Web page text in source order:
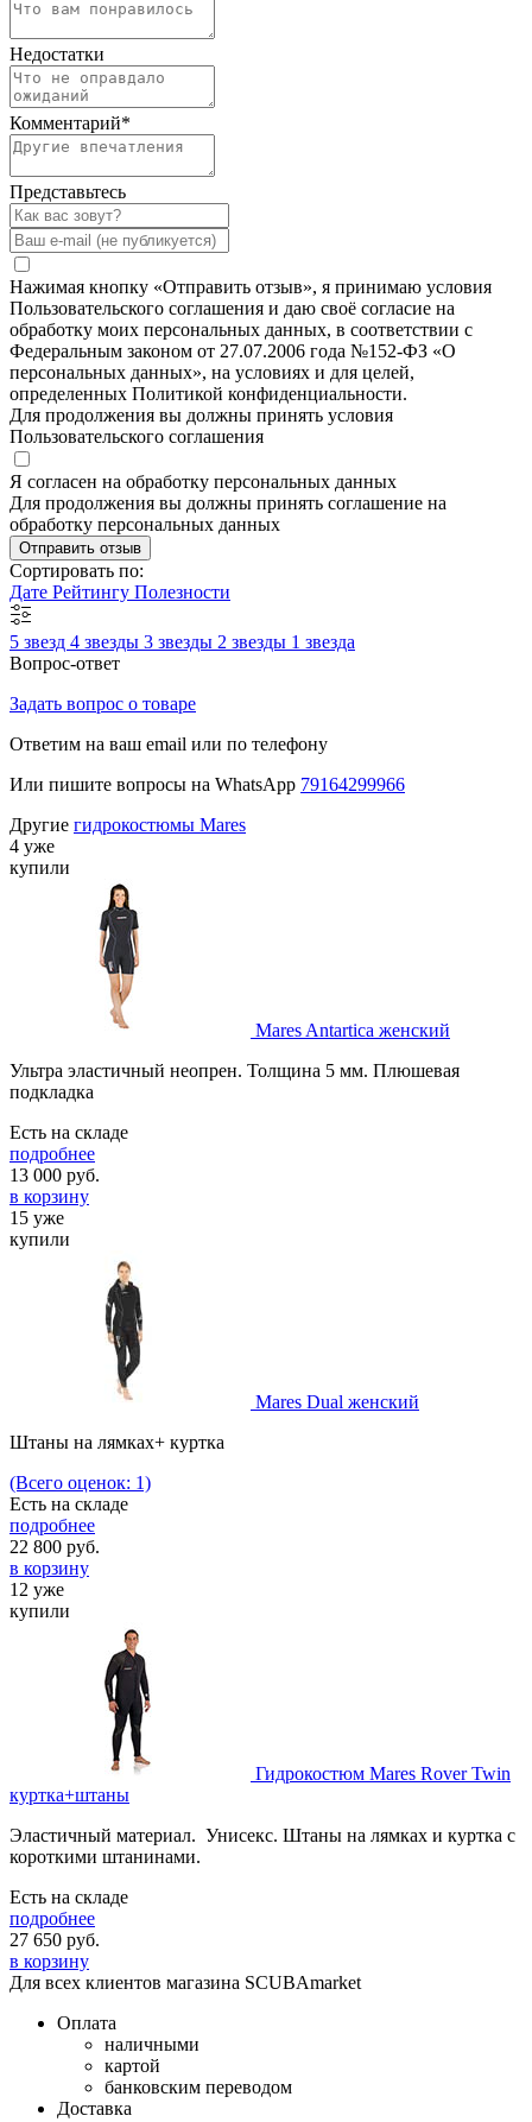
Недостатки
Комментарий*
Представьтесь
Нажимая кнопку «Отправить отзыв», я принимаю условия
Пользовательского соглашения и даю своё согласие на
обработку моих персональных данных, в соответствии с
Федеральным законом от 27.07.2006 года №152-ФЗ «О
персональных данных», на условиях и для целей,
определенных Политикой конфиденциальности.
Для продолжения вы должны принять условия
Пользовательского соглашения
Я согласен на обработку персональных данных
Для продолжения вы должны принять соглашение на
обработку персональных данных
Отправить отзыв
Сортировать по:
Дате Рейтингу Полезности
5 звезд 4 звезды 3 звезды 2 звезды 1 звезда
Вопрос-ответ
Задать вопрос о товаре
Ответим на ваш email или по телефону
Или пишите вопросы на WhatsApp 79164299966
Другие гидрокостюмы Mares
4 уже
купили
Mares Antartica женский
Ультра эластичный неопрен. Толщина 5 мм. Плюшевая
подкладка
Есть на складе
подробнее
13 000 руб.
в корзину
15 уже
купили
Mares Dual женский
Штаны на лямках+ куртка
(Всего оценок: 1)
Есть на складе
подробнее
22 800 руб.
в корзину
12 уже
купили
Гидрокостюм Mares Rover Twin
куртка+штаны
Эластичный материал. Унисекс. Штаны на лямках и куртка с
короткими штанинами.
Есть на складе
подробнее
27 650 руб.
в корзину
Для всех клиентов магазина SCUBAmarket
Оплата
наличными
картой
банковским переводом
Доставка